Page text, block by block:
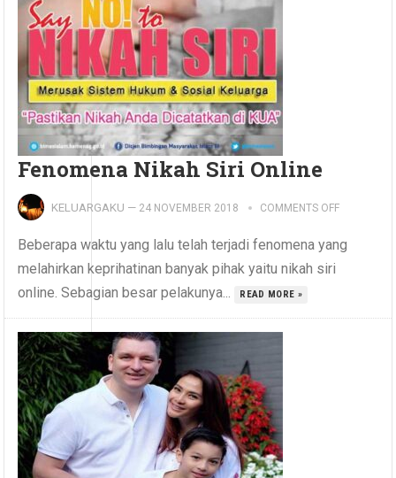
Fenomena Nikah Siri Online
KELUARGAKU — 24 NOVEMBER 2018 COMMENTS OFF
Beberapa waktu yang lalu telah terjadi fenomena yang
melahirkan keprihatinan banyak pihak yaitu nikah siri
online. Sebagian besar pelakunya...
READ MORE »